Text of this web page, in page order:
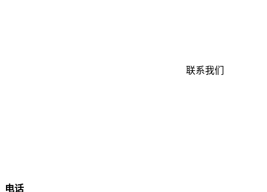
联系我们
电话